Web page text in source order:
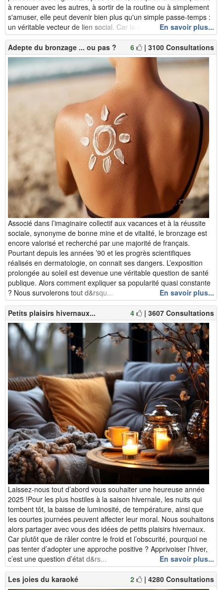
à renouer avec les autres, à sortir de la routine ou à simplement
s'amuser, elle peut devenir bien plus qu'un simple passe-temps :
un véritable vecteur de lien social. Car la musique...En savoir plus...
Adepte du bronzage ... ou pas ? 6 | 3100 Consultations
Associé dans l’imaginaire collectif aux vacances et à la réussite
sociale, synonyme de bonne mine et de vitalité, le bronzage est
encore valorisé et recherché par une majorité de français.
Pourtant depuis les années ’90 et les progrès scientifiques
réalisés en dermatologie, on connait ses dangers. L’exposition
prolongée au soleil est devenue une véritable question de santé
publique. Alors comment expliquer sa popularité quasi constante
? Nous survolerons tout d&rsqu...
En savoir plus...
Petits plaisirs hivernaux... 4 | 3607 Consultations
Laissez-nous tout d’abord vous souhaiter une heureuse année
2025 !Pour les plus hostiles à la saison hivernale, les nuits qui
tombent tôt, la baisse de luminosité, de température, ainsi que
les courtes journées peuvent affecter leur moral. Nous souhaitons
alors partager avec vous des idées de petits plaisirs hivernaux.
Car plutôt que de râler contre le froid et l’obscurité, pourquoi ne
pas tenter d’adopter une approche positive ? Apprivoiser l’hiver,
c’est une question d’état d&rs...
En savoir plus...
Les joies du karaoké 2 | 4280 Consultations